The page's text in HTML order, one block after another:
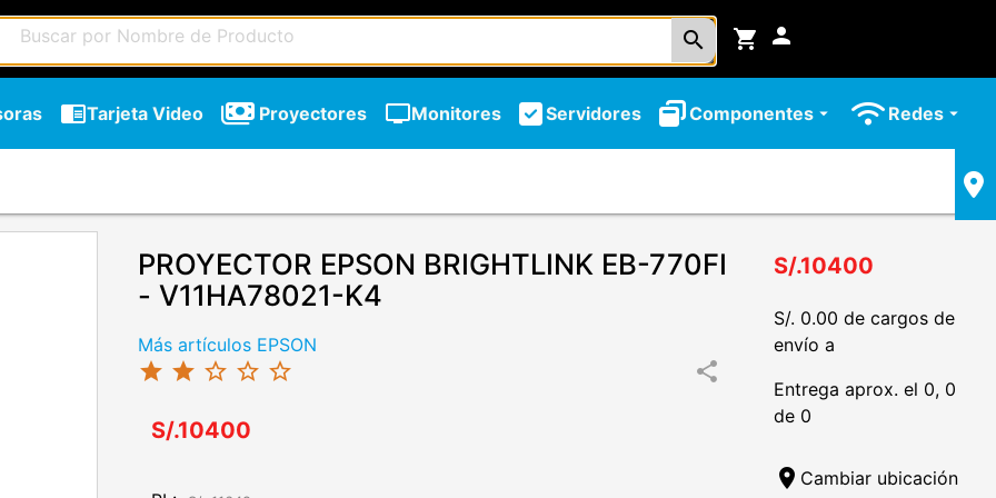
search shopping_cart person
chrome_reader_modeTarjeta Video Proyectores tvMonitores Servidores Componentesarrow_drop_down Redes arrow_drop_down
PROYECTOR EPSON BRIGHTLINK EB-770FI
- V11HA78021-K4
Más artículos EPSON
star star star_border star_border star_border share
S/.10400
S/.10400
S/. 0.00 de cargos de
envío a
Entrega aprox. el 0, 0
de 0
location_on Cambiar ubicación